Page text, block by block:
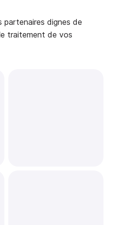
partenaires dignes de
traitement de vos